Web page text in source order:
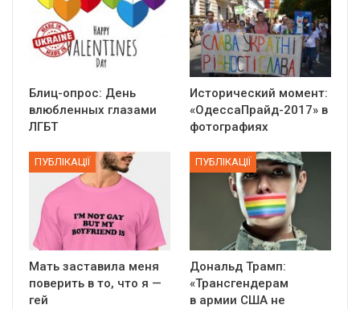
Блиц-опрос: День
влюбленных глазами
ЛГБТ
Исторический момент:
«ОдессаПрайд-2017» в
фотографиях
ПУБЛІКАЦІЇ
Мать заставила меня
поверить в то, что я —
гей
ПУБЛІКАЦІЇ
Дональд Трамп:
«Трансгендерам
в армии США не